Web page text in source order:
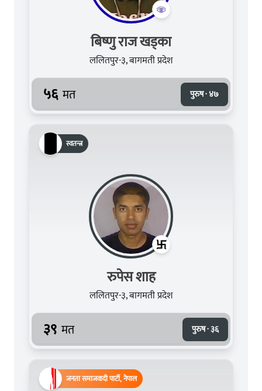
बिष्णु राज खड्का
ललितपुर-३, बागमती प्रदेश
५६ मत पुरुष · ४७
स्वतन्त्र
रुपेस शाह
ललितपुर-३, बागमती प्रदेश
३९ मत पुरुष · ३६
जनता समाजवादी पार्टी, नेपाल